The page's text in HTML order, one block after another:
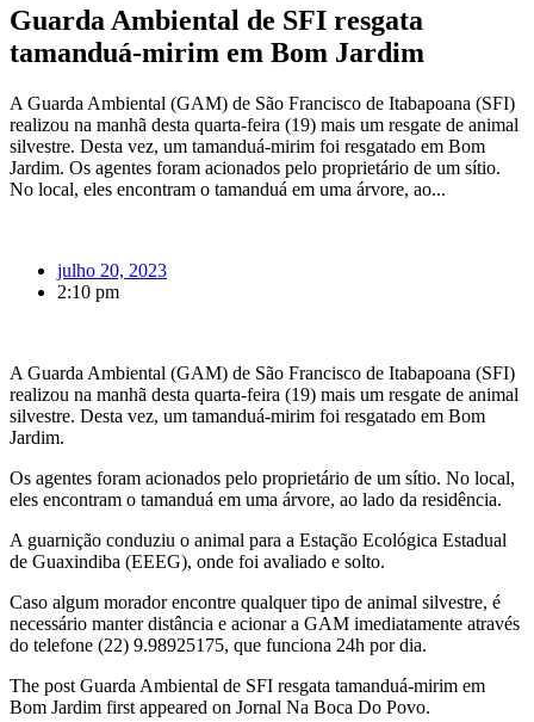
Guarda Ambiental de SFI resgata
tamanduá-mirim em Bom Jardim
A Guarda Ambiental (GAM) de São Francisco de Itabapoana (SFI)
realizou na manhã desta quarta-feira (19) mais um resgate de animal
silvestre. Desta vez, um tamanduá-mirim foi resgatado em Bom
Jardim. Os agentes foram acionados pelo proprietário de um sítio.
No local, eles encontram o tamanduá em uma árvore, ao...
julho 20, 2023
2:10 pm
A Guarda Ambiental (GAM) de São Francisco de Itabapoana (SFI)
realizou na manhã desta quarta-feira (19) mais um resgate de animal
silvestre. Desta vez, um tamanduá-mirim foi resgatado em Bom
Jardim.
Os agentes foram acionados pelo proprietário de um sítio. No local,
eles encontram o tamanduá em uma árvore, ao lado da residência.
A guarnição conduziu o animal para a Estação Ecológica Estadual
de Guaxindiba (EEEG), onde foi avaliado e solto.
Caso algum morador encontre qualquer tipo de animal silvestre, é
necessário manter distância e acionar a GAM imediatamente através
do telefone (22) 9.98925175, que funciona 24h por dia.
The post Guarda Ambiental de SFI resgata tamanduá-mirim em
Bom Jardim first appeared on Jornal Na Boca Do Povo.